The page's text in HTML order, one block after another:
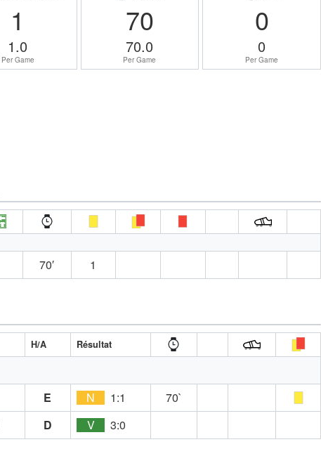
1
1.0
Per Game
70
70.0
Per Game
0
0
Per Game
70′ 1
H/A Résultat
E N 1:1
70`
D V 3:0